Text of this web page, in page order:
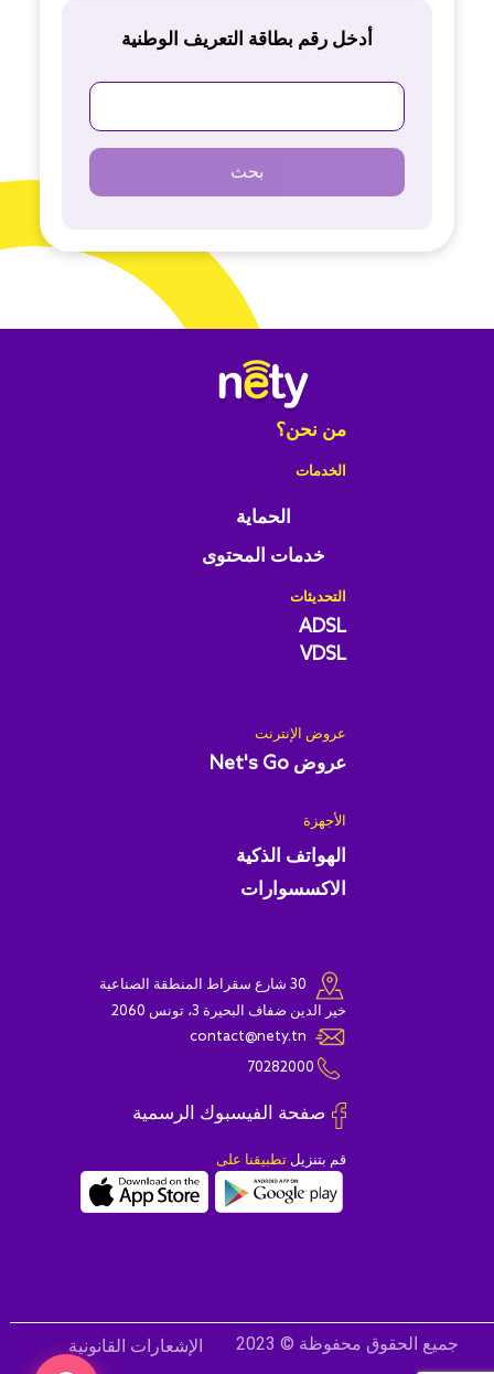
أدخل رقم بطاقة التعريف الوطنية
بحث
من نحن؟
الخدمات
الحماية
خدمات المحتوى
التحديثات
ADSL
VDSL
عروض الإنترنت
عروض Net's Go
الأجهزة
الهواتف الذكية
الاكسسوارات
خير الدين ضفاف البحيرة 3، تونس 2060
صفحة الفيسبوك الرسمية
قم بتنزيل تطبيقنا على
جميع الحقوق محفوظة © 2023 الإشعارات القانونية